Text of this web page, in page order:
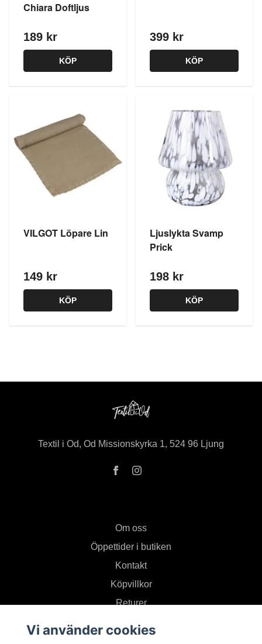
Chiara Doftljus
189 kr
KÖP
399 kr
KÖP
VILGOT Löpare Lin
149 kr
KÖP
Ljuslykta Svamp
Prick
198 kr
KÖP
Textil i Od, Od Missionskyrka 1, 524 96 Ljung
Om oss
Öppettider i butiken
Kontakt
Köpvillkor
Returer
Vi använder cookies